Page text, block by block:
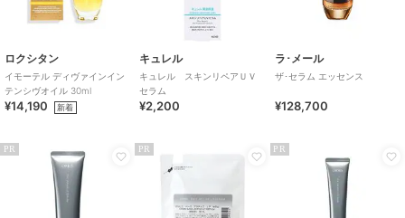
ロクシタン
イモーテル ディヴァインイン
テンシヴオイル 30ml
¥14,190 新着
キュレル
キュレル スキンリペアＵＶ
セラム
¥2,200
ラ･メール
ザ･セラム エッセンス
¥128,700
PR PR PR